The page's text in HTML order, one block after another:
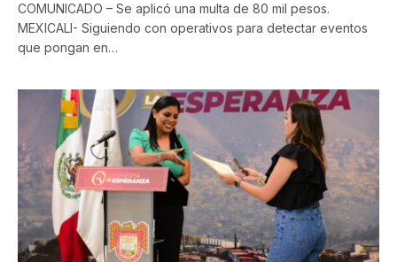
COMUNICADO – Se aplicó una multa de 80 mil pesos.
MEXICALI- Siguiendo con operativos para detectar eventos
que pongan en…